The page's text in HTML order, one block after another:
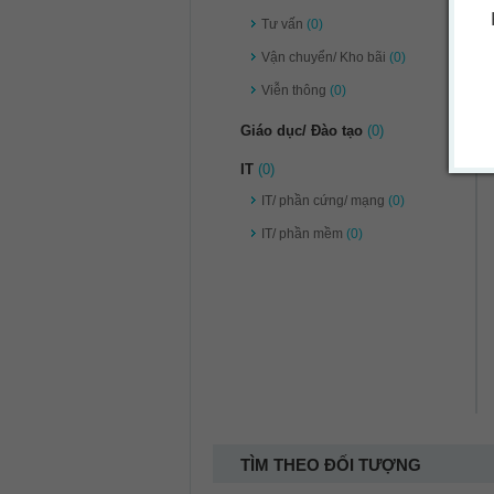
Tư vấn (0)
Vận chuyển/ Kho bãi (0)
Viễn thông (0)
Giáo dục/ Đào tạo (0)
IT (0)
IT/ phần cứng/ mạng (0)
IT/ phần mềm (0)
TÌM THEO ĐỐI TƯỢNG